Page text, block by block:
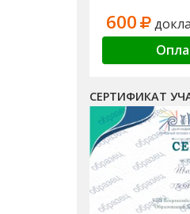
600
СЕРТИФИКАТ